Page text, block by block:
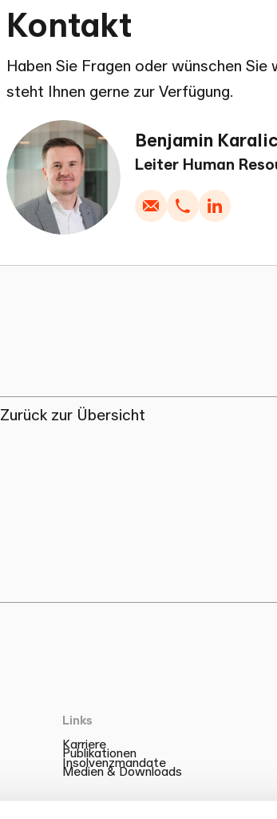
Kontakt
Haben Sie Fragen oder wünschen
steht Ihnen gerne zur Verfügung.
Benjamin Karalic
Leiter Human
Schreiben Kopieren
Anrufen
Zurück zur Übersicht
Links
Karriere
Publikationen
Insolvenzmandate
Medien & Downloads